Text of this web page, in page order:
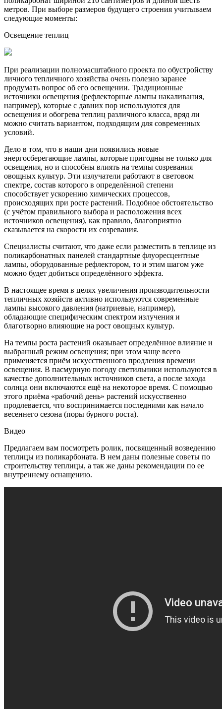
метров. При выборе размеров будущего строения учитываем
следующие моменты:
Освещение теплиц
При реализации полномасштабного проекта по обустройству
личного тепличного хозяйства очень полезно заранее
продумать вопрос об его освещении. Традиционные
источники освещения (рефлекторные лампы накаливания,
например), которые с давних пор используются для
освещения и обогрева теплиц различного класса, вряд ли
можно считать вариантом, подходящим для современных
условий.
Дело в том, что в наши дни появились новые
энергосберегающие лампы, которые пригодны не только для
освещения, но и способны влиять на темпы созревания
овощных культур. Эти излучатели работают в световом
спектре, состав которого в определённой степени
способствует ускорению химических процессов,
происходящих при росте растений. Подобное обстоятельство
(с учётом правильного выбора и расположения всех
источников освещения), как правило, благоприятно
сказывается на скорости их созревания.
Специалисты считают, что даже если разместить в теплице из
поликарбонатных панелей стандартные флуоресцентные
лампы, оборудованные рефлектором, то и этим шагом уже
можно будет добиться определённого эффекта.
В настоящее время в целях увеличения производительности
тепличных хозяйств активно используются современные
лампы высокого давления (натриевые, например),
обладающие специфическим спектром излучения и
благотворно влияющие на рост овощных культур.
На темпы роста растений оказывает определённое влияние и
выбранный режим освещения; при этом чаще всего
применяется приём искусственного продления времени
освещения. В пасмурную погоду светильники используются в
качестве дополнительных источников света, а после захода
солнца они включаются ещё на некоторое время. С помощью
этого приёма «рабочий день» растений искусственно
продлевается, что воспринимается последними как начало
весеннего сезона (поры бурного роста).
Видео
Предлагаем вам посмотреть ролик, посвященный возведению
теплицы из поликарбоната. В нем даны полезные советы по
строительству теплицы, а так же даны рекомендации по ее
внутреннему оснащению.